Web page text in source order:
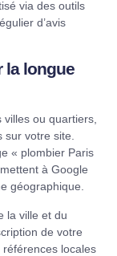
via des outils
d’avis
la longue
villes ou quartiers,
sur votre site.
« plombier Paris
à Google
géographique.
la ville et du
de votre
locales